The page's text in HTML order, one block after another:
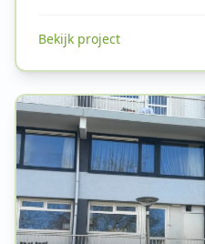
veiligheid, zelfs in
slipgevaar minimaal moet
combineert
Bekijk project